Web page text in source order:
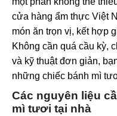
cửa hàng ẩm thực Việt
món ăn trọn vị, kết hợp
Không cần quá cầu kỳ,
và kỹ thuật đơn giản,
những chiếc bánh mì
Các nguyên liệu
mì tươi tại nhà